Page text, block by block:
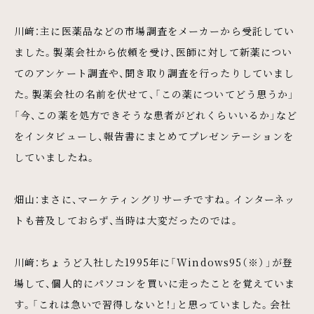
川﨑：主に医薬品などの市場調査をメーカーから受託してい
ました。製薬会社から依頼を受け、医師に対して新薬につい
てのアンケート調査や、聞き取り調査を行ったりしていまし
た。製薬会社の名前を伏せて、「この薬についてどう思うか」
「今、この薬を処方できそうな患者がどれくらいいるか」など
をインタビューし、報告書にまとめてプレゼンテーションを
していましたね。
畑山：まさに、マーケティングリサーチですね。インターネッ
トも普及しておらず、当時は大変だったのでは。
川﨑：ちょうど入社した1995年に「Windows95（※）」が登
場して、個人的にパソコンを買いに走ったことを覚えていま
す。「これは急いで習得しないと！」と思っていました。会社